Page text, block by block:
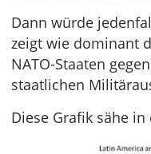
Dann würde
zeigt wie dominant
NATO-Staaten
staatlichen
Diese Grafik sähe in